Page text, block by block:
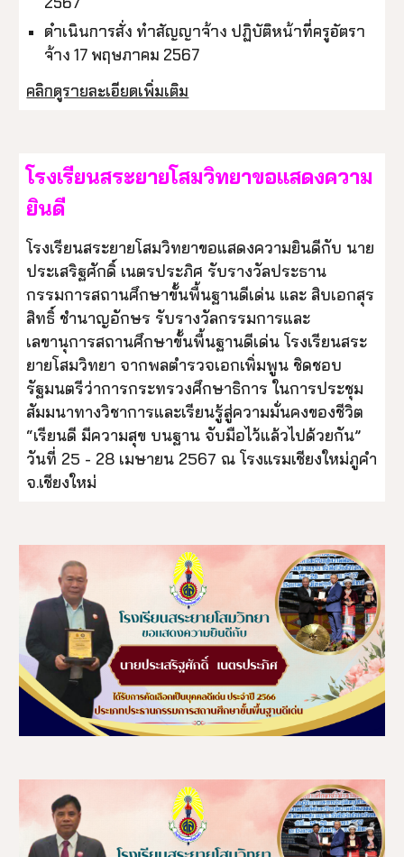
ดำเนินการสั่ง ทำสัญญาจ้าง ปฏิบัติหน้าที่ครูอัตรา
จ้าง 17 พฤษภาคม 2567
คลิกดูรายละเอียดเพิ่มเติม
โรงเรียนสระยายโสมวิทยาขอแสดงความ
ยินดี
โรงเรียนสระยายโสมวิทยาขอแสดงความยินดีกับ นาย
ประเสริฐศักดิ์ เนตรประภิศ รับรางวัลประธาน
กรรมการสถานศึกษาขั้นพื้นฐานดีเด่น และ สิบเอกสุร
สิทธิ์ ชำนาญอักษร รับรางวัลกรรมการและ
เลขานุการสถานศึกษาขั้นพื้นฐานดีเด่น โรงเรียนสระ
ยายโสมวิทยา จากพลตำรวจเอกเพิ่มพูน ชิดชอบ
รัฐมนตรีว่าการกระทรวงศึกษาธิการ ในการประชุม
สัมมนาทางวิชาการและเรียนรู้สู่ความมั่นคงของชีวิต
“เรียนดี มีความสุข บนฐาน จับมือไว้แล้วไปด้วยกัน”
วันที่ 25 - 28 เมษายน 2567 ณ โรงแรมเชียงใหม่ภูคำ
จ.เชียงใหม่